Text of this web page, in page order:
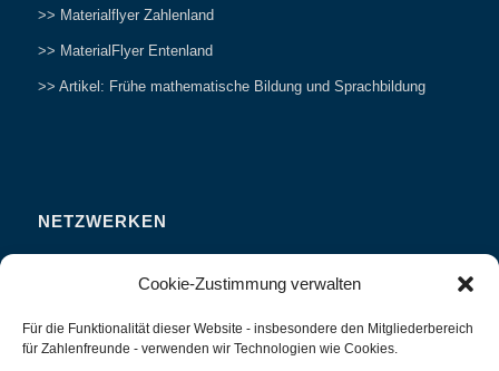
Cookie-Zustimmung verwalten
Für die Funktionalität dieser Website - insbesondere den Mitgliederbereich
für Zahlenfreunde - verwenden wir Technologien wie Cookies.
>> Materialflyer Zahlenland
>> MaterialFlyer Entenland
>> Artikel: Frühe mathematische Bildung und Sprachbildung
NETZWERKEN
Studieren